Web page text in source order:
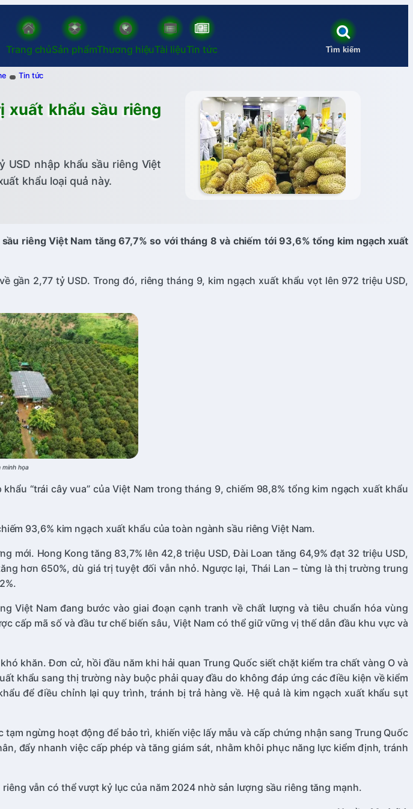
Trang chủSản phẩmThương hiệuTài liệuTin tức Tìm kiếm
Tin tức
xuất khẩu sầu riêng
USD nhập khẩu sầu riêng Việt
khẩu loại quả này.
riêng Việt Nam tăng 67,7% so với tháng 8 và chiếm tới 93,6% tổng kim ngạch xuất
2,77 tỷ USD. Trong đó, riêng tháng 9, kim ngạch xuất khẩu vọt lên 972 triệu USD,
minh họa
“trái cây vua” của Việt Nam trong tháng 9, chiếm 98,8% tổng kim ngạch xuất khẩu
93,6% kim ngạch xuất khẩu của toàn ngành sầu riêng Việt Nam.
mới. Hong Kong tăng 83,7% lên 42,8 triệu USD, Đài Loan tăng 64,9% đạt 32 triệu USD,
hơn 650%, dù giá trị tuyệt đối vẫn nhỏ. Ngược lại, Thái Lan – từng là thị trường trung
Việt Nam đang bước vào giai đoạn cạnh tranh về chất lượng và tiêu chuẩn hóa vùng
mã số và đầu tư chế biến sâu, Việt Nam có thể giữ vững vị thế dẫn đầu khu vực và
khăn. Đơn cử, hồi đầu năm khi hải quan Trung Quốc siết chặt kiểm tra chất vàng O và
khẩu sang thị trường này buộc phải quay đầu do không đáp ứng các điều kiện về kiểm
để điều chỉnh lại quy trình, tránh bị trả hàng về. Hệ quả là kim ngạch xuất khẩu sụt
ngừng hoạt động để bảo trì, khiến việc lấy mẫu và cấp chứng nhận sang Trung Quốc
đẩy nhanh việc cấp phép và tăng giám sát, nhằm khôi phục năng lực kiểm định, tránh
vẫn có thể vượt kỷ lục của năm 2024 nhờ sản lượng sầu riêng tăng mạnh.